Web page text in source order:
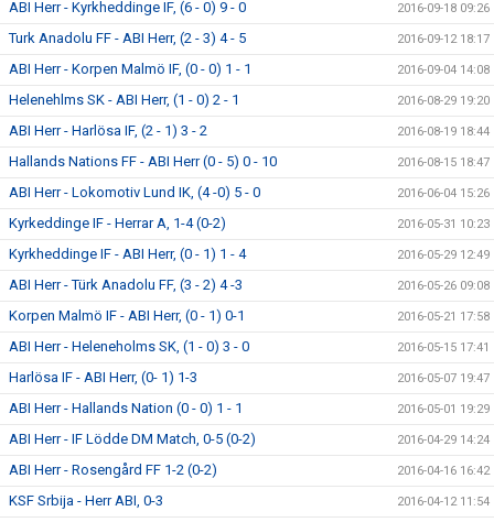
ABI Herr - Kyrkheddinge IF, (6 - 0) 9 - 0 2016-09-18 09:26
Turk Anadolu FF - ABI Herr, (2 - 3) 4 - 5 2016-09-12 18:17
ABI Herr - Korpen Malmö IF, (0 - 0) 1 - 1 2016-09-04 14:08
Helenehlms SK - ABI Herr, (1 - 0) 2 - 1 2016-08-29 19:20
ABI Herr - Harlösa IF, (2 - 1) 3 - 2 2016-08-19 18:44
Hallands Nations FF - ABI Herr (0 - 5) 0 - 10 2016-08-15 18:47
ABI Herr - Lokomotiv Lund IK, (4 -0) 5 - 0 2016-06-04 15:26
Kyrkeddinge IF - Herrar A, 1-4 (0-2) 2016-05-31 10:23
Kyrkheddinge IF - ABI Herr, (0 - 1) 1 - 4 2016-05-29 12:49
ABI Herr - Türk Anadolu FF, (3 - 2) 4 -3 2016-05-26 09:08
Korpen Malmö IF - ABI Herr, (0 - 1) 0-1 2016-05-21 17:58
ABI Herr - Heleneholms SK, (1 - 0) 3 - 0 2016-05-15 17:41
Harlösa IF - ABI Herr, (0- 1) 1-3 2016-05-07 19:47
ABI Herr - Hallands Nation (0 - 0) 1 - 1 2016-05-01 19:29
ABI Herr - IF Lödde DM Match, 0-5 (0-2) 2016-04-29 14:24
ABI Herr - Rosengård FF 1-2 (0-2) 2016-04-16 16:42
KSF Srbija - Herr ABI, 0-3 2016-04-12 11:54